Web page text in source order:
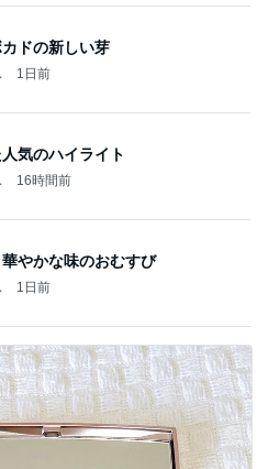
ドの新しい芽
1日前
気のハイライト
16時間前
やかな味のおむすび
1日前